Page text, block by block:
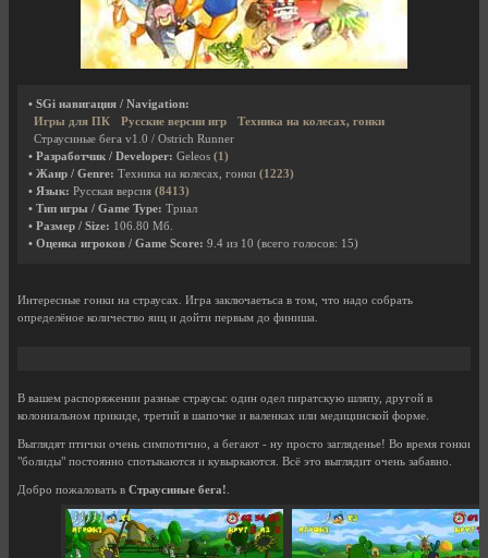
• SGi навигация / Navigation:
Игры для ПК
Русские версии игр
Техника на колесах, гонки
Страусиные бега v1.0 / Ostrich Runner
• Разработчик / Developer: Geleos (1)
• Жанр / Genre: Техника на колесах, гонки (1223)
• Язык: Русская версия (8413)
• Тип игры / Game Type: Триал
• Размер / Size: 106.80 Мб.
• Оценка игроков / Game Score: 9.4 из 10 (всего голосов: 15)
Интересные гонки на страусах. Игра заключаетьса в том, что надо собрать
определёное количество яиц и дойти первым до финиша.
В вашем распоряжении разные страусы: один одел пиратскую шляпу, другой в
колониальном прикиде, третий в шапочке и валенках или медицинской форме.
Выглядят птички очень симпотично, а бегают - ну просто загляденье! Во время гонки
"болиды" постоянно спотыкаются и кувыркаются. Всё это выглядит очень забавно.
Добро пожаловать в Страусиные бега!